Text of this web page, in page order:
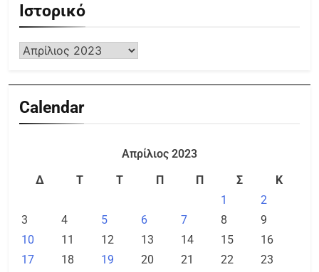
Ιστορικό
Calendar
Απρίλιος 2023
Δ
Τ Τ Π Π Σ
Κ
1
2
3
4 5 6 7 8
9
10
11 12 13 14 15
16
17
18 19 20 21 22
23